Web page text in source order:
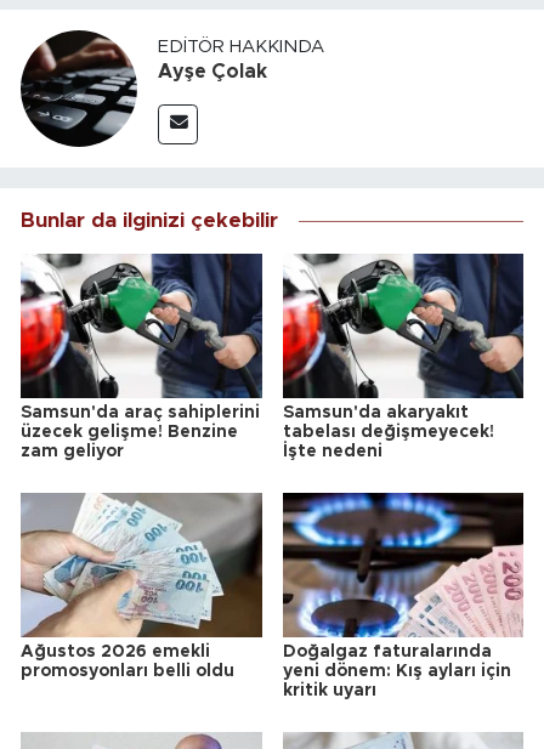
EDITÖR HAKKINDA
Ayşe Çolak
Bunlar da ilginizi çekebilir
Samsun'da araç sahiplerini
üzecek gelişme! Benzine
zam geliyor
Samsun'da akaryakıt
tabelası değişmeyecek!
İşte nedeni
Ağustos 2026 emekli
promosyonları belli oldu
Doğalgaz faturalarında
yeni dönem: Kış ayları için
kritik uyarı